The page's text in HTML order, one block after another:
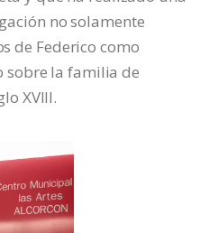
no solamente
de Federico como
sobre la familia de
XVIII.